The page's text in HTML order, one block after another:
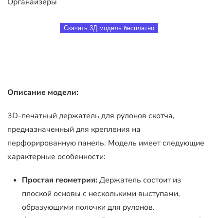
Скачать 3Д модель бесплатно
Описание модели:
3D-печатный держатель для рулонов скотча,
предназначенный для крепления на
перфорированную панель. Модель имеет следующие
характерные особенности:
Простая геометрия:Держатель состоит из
плоской основы с несколькими выступами,
образующими полочки для рулонов.